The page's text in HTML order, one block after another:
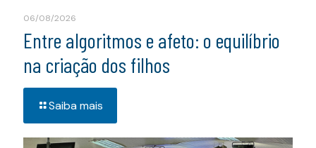
06/08/2026
Entre algoritmos e afeto: o equilíbrio
na criação dos filhos
Saiba mais